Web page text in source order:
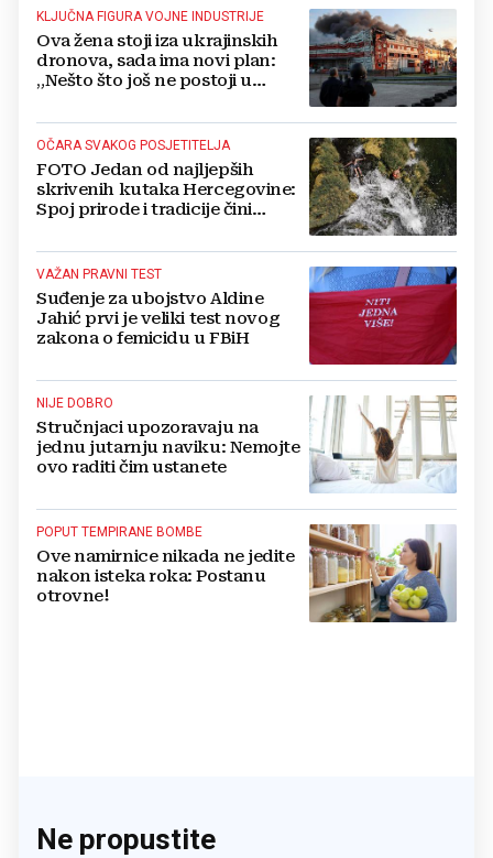
KLJUČNA FIGURA VOJNE INDUSTRIJE
Ova žena stoji iza ukrajinskih
dronova, sada ima novi plan:
„Nešto što još ne postoji u
OČARA SVAKOG POSJETITELJA
FOTO Jedan od najljepših
skrivenih kutaka Hercegovine:
Spoj prirode i tradicije čini
destinacijom
VAŽAN PRAVNI TEST
Suđenje za ubojstvo Aldine
Jahić prvi je veliki test novog
zakona o femicidu u FBiH
NIJE DOBRO
Stručnjaci upozoravaju na
jednu jutarnju naviku: Nemojte
ovo raditi čim ustanete
POPUT TEMPIRANE BOMBE
Ove namirnice nikada ne jedite
nakon isteka roka: Postanu
otrovne!
Ne propustite